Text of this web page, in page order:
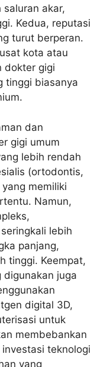
akar,
Kedua, reputasi
turut berperan.
kota atau
dokter gigi
tinggi biasanya
dan
gigi umum
lebih rendah
(ortodontis,
memiliki
Namun,
lebih
panjang,
tinggi. Keempat,
juga
digital 3D,
untuk
membebankan
teknologi
yang